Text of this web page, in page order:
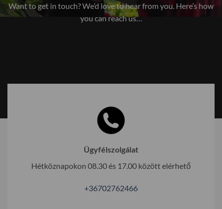
Want to get in touch? We’d love to hear from you. Here’s how
you can reach us…
Ügyfélszolgálat
Hétköznapokon 08.30 és 17.00 között elérhető
+36702762466